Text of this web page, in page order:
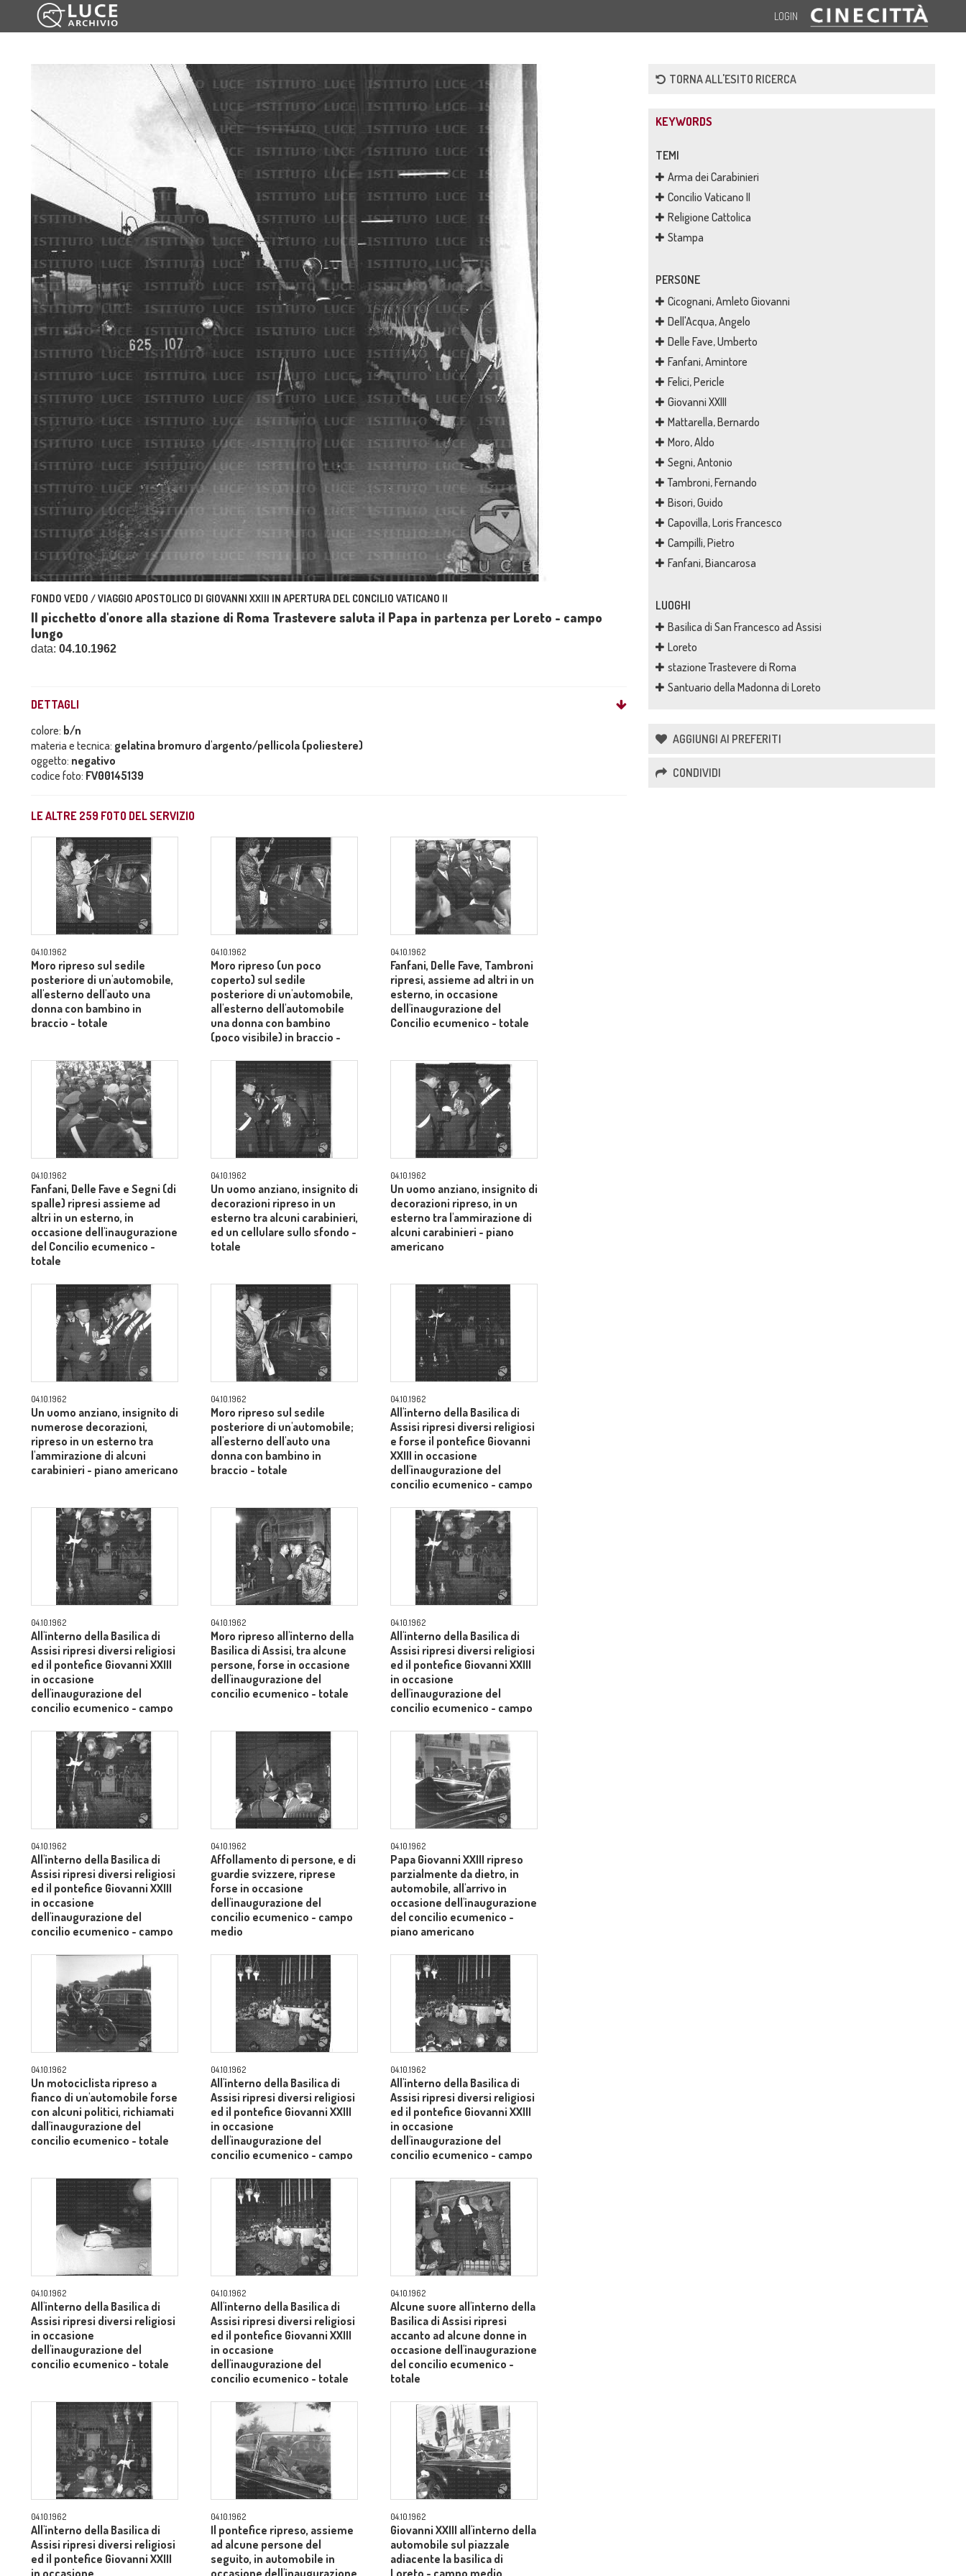
LOGIN
FONDO VEDO / VIAGGIO APOSTOLICO DI GIOVANNI XXIII IN APERTURA DEL CONCILIO VATICANO II
Il picchetto d'onore alla stazione di Roma Trastevere saluta il Papa in partenza per Loreto - campo
lungo
data: 04.10.1962
DETTAGLI
colore: b/n
materia e tecnica: gelatina bromuro d'argento/pellicola (poliestere)
oggetto: negativo
codice foto: FV00145139
LE ALTRE 259 FOTO DEL SERVIZIO
04.10.1962
Moro ripreso sul sedile
posteriore di un'automobile,
all'esterno dell'auto una
donna con bambino in
braccio - totale
04.10.1962
Moro ripreso (un poco
coperto) sul sedile
posteriore di un'automobile,
all'esterno dell'automobile
una donna con bambino
(poco visibile) in braccio -
04.10.1962
Fanfani, Delle Fave, Tambroni
ripresi, assieme ad altri in un
esterno, in occasione
dell'inaugurazione del
Concilio ecumenico - totale
04.10.1962
Fanfani, Delle Fave e Segni (di
spalle) ripresi assieme ad
altri in un esterno, in
occasione dell'inaugurazione
del Concilio ecumenico -
totale
04.10.1962
Un uomo anziano, insignito di
decorazioni ripreso in un
esterno tra alcuni carabinieri,
ed un cellulare sullo sfondo -
totale
04.10.1962
Un uomo anziano, insignito di
decorazioni ripreso, in un
esterno tra l'ammirazione di
alcuni carabinieri - piano
americano
04.10.1962
Un uomo anziano, insignito di
numerose decorazioni,
ripreso in un esterno tra
l'ammirazione di alcuni
carabinieri - piano americano
04.10.1962
Moro ripreso sul sedile
posteriore di un'automobile;
all'esterno dell'auto una
donna con bambino in
braccio - totale
04.10.1962
All'interno della Basilica di
Assisi ripresi diversi religiosi
e forse il pontefice Giovanni
XXIII in occasione
dell'inaugurazione del
concilio ecumenico - campo
04.10.1962
All'interno della Basilica di
Assisi ripresi diversi religiosi
ed il pontefice Giovanni XXIII
in occasione
dell'inaugurazione del
concilio ecumenico - campo
04.10.1962
Moro ripreso all'interno della
Basilica di Assisi, tra alcune
persone, forse in occasione
dell'inaugurazione del
concilio ecumenico - totale
04.10.1962
All'interno della Basilica di
Assisi ripresi diversi religiosi
ed il pontefice Giovanni XXIII
in occasione
dell'inaugurazione del
concilio ecumenico - campo
04.10.1962
All'interno della Basilica di
Assisi ripresi diversi religiosi
ed il pontefice Giovanni XXIII
in occasione
dell'inaugurazione del
concilio ecumenico - campo
04.10.1962
Affollamento di persone, e di
guardie svizzere, riprese
forse in occasione
dell'inaugurazione del
concilio ecumenico - campo
medio
04.10.1962
Papa Giovanni XXIII ripreso
parzialmente da dietro, in
automobile, all'arrivo in
occasione dell'inaugurazione
del concilio ecumenico -
piano americano
04.10.1962
Un motociclista ripreso a
fianco di un'automobile forse
con alcuni politici, richiamati
dall'inaugurazione del
concilio ecumenico - totale
04.10.1962
All'interno della Basilica di
Assisi ripresi diversi religiosi
ed il pontefice Giovanni XXIII
in occasione
dell'inaugurazione del
concilio ecumenico - campo
04.10.1962
All'interno della Basilica di
Assisi ripresi diversi religiosi
ed il pontefice Giovanni XXIII
in occasione
dell'inaugurazione del
concilio ecumenico - campo
04.10.1962
All'interno della Basilica di
Assisi ripresi diversi religiosi
in occasione
dell'inaugurazione del
concilio ecumenico - totale
04.10.1962
All'interno della Basilica di
Assisi ripresi diversi religiosi
ed il pontefice Giovanni XXIII
in occasione
dell'inaugurazione del
concilio ecumenico - totale
04.10.1962
Alcune suore all'interno della
Basilica di Assisi ripresi
accanto ad alcune donne in
occasione dell'inaugurazione
del concilio ecumenico -
totale
04.10.1962
All'interno della Basilica di
Assisi ripresi diversi religiosi
ed il pontefice Giovanni XXIII
in occasione
04.10.1962
Il pontefice ripreso, assieme
ad alcune persone del
seguito, in automobile in
occasione dell'inaugurazione
04.10.1962
Giovanni XXIII all'interno della
automobile sul piazzale
adiacente la basilica di
Loreto - campo medio
TORNA ALL'ESITO RICERCA
KEYWORDS
TEMI
Arma dei Carabinieri
Concilio Vaticano II
Religione Cattolica
Stampa
PERSONE
Cicognani, Amleto Giovanni
Dell'Acqua, Angelo
Delle Fave, Umberto
Fanfani, Amintore
Felici, Pericle
Giovanni XXIII
Mattarella, Bernardo
Moro, Aldo
Segni, Antonio
Tambroni, Fernando
Bisori, Guido
Capovilla, Loris Francesco
Campilli, Pietro
Fanfani, Biancarosa
LUOGHI
Basilica di San Francesco ad Assisi
Loreto
stazione Trastevere di Roma
Santuario della Madonna di Loreto
AGGIUNGI AI PREFERITI
CONDIVIDI